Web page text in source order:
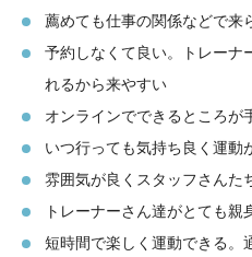
薦めても仕事の関係などで来
予約しなくて良い。トレーナ
れるから来やすい
オンラインでできるところが
いつ行っても気持ち良く運動
雰囲気が良くスタッフさんた
トレーナーさん達がとても
短時間で楽しく運動できる。